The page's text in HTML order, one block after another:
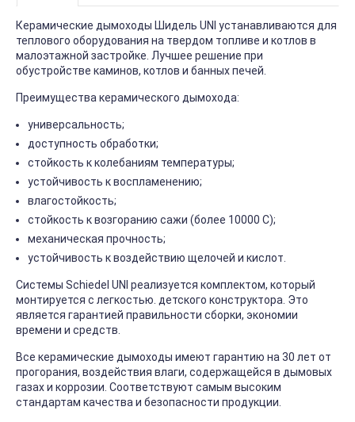
Керамические дымоходы Шидель UNI устанавливаются для
теплового оборудования на твердом топливе и котлов в
малоэтажной застройке. Лучшее решение при
обустройстве каминов, котлов и банных печей.
Преимущества керамического дымохода:
универсальность;
доступность обработки;
стойкость к колебаниям температуры;
устойчивость к воспламенению;
влагостойкость;
стойкость к возгоранию сажи (более 10000 С);
механическая прочность;
устойчивость к воздействию щелочей и кислот.
Системы Schiedel UNI реализуется комплектом, который
монтируется с легкостью. детского конструктора. Это
является гарантией правильности сборки, экономии
времени и средств.
Все керамические дымоходы имеют гарантию на 30 лет от
прогорания, воздействия влаги, содержащейся в дымовых
газах и коррозии. Соответствуют самым высоким
стандартам качества и безопасности продукции.